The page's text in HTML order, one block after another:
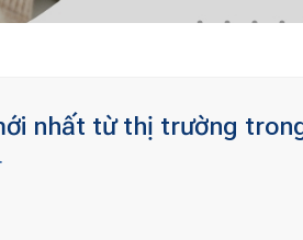
nhất từ thị trường